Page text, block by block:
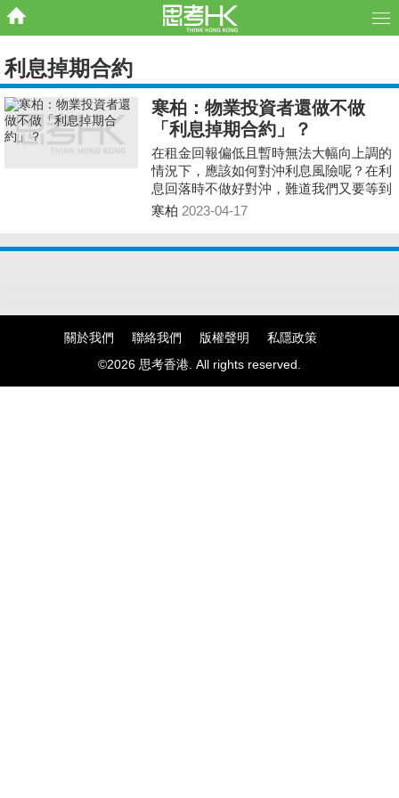
利息掉期合約
寒柏：物業投資者還做不做
「利息掉期合約」？
在租金回報偏低且暫時無法大幅向上調的
情況下，應該如何對沖利息風險呢？在利
息回落時不做好對沖，難道我們又要等到
港元拆息重上5厘後才再考慮購買IRS？
寒柏 2023-04-17
關於我們 聯絡我們 版權聲明
私隱政策
©2026 思考香港. All rights reserved.